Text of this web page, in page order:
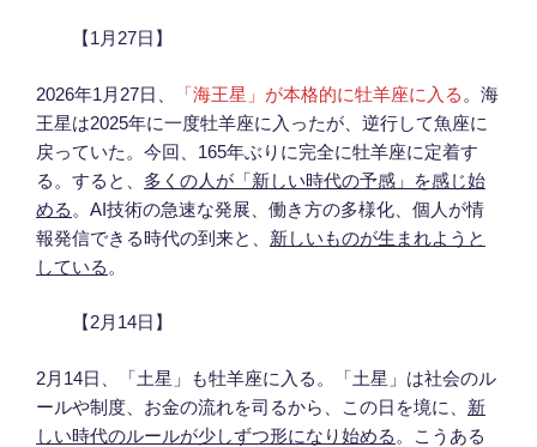
【1月27日】
2026年1月27日、 「海王星」が本格的に牡羊座に入る 。海
王星は2025年に一度牡羊座に入ったが、逆行して魚座に
戻っていた。今回、165年ぶりに完全に牡羊座に定着す
る。すると、 多くの人が「新しい時代の予感」を感じ始
める 。AI技術の急速な発展、働き方の多様化、個人が情
報発信できる時代の到来と、 新しいものが生まれようと
している 。
【2月14日】
2月14日、「土星」も牡羊座に入る。「土星」は社会のル
ールや制度、お金の流れを司るから、この日を境に、 新
しい時代のルールが少しずつ形になり始める 。こうある